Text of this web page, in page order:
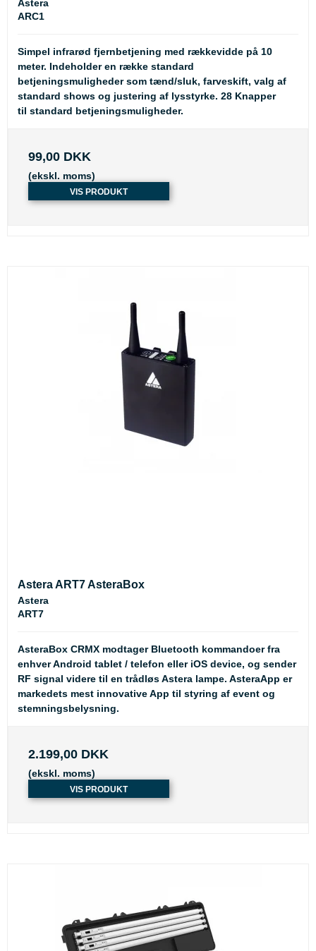
Astera
ARC1
Simpel infrarød fjernbetjening med rækkevidde på 10
meter. Indeholder en række standard
betjeningsmuligheder som tænd/sluk, farveskift, valg af
standard shows og justering af lysstyrke. 28 Knapper
til standard betjeningsmuligheder.
99,00 DKK
(ekskl. moms)
VIS PRODUKT
Astera ART7 AsteraBox
Astera
ART7
AsteraBox CRMX modtager Bluetooth kommandoer fra
enhver Android tablet / telefon eller iOS device, og sender
RF signal videre til en trådløs Astera lampe. AsteraApp er
markedets mest innovative App til styring af event og
stemningsbelysning.
2.199,00 DKK
(ekskl. moms)
VIS PRODUKT